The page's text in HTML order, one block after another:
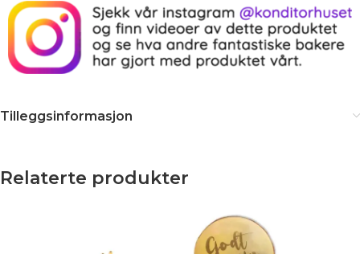
Tilleggsinformasjon
Relaterte produkter